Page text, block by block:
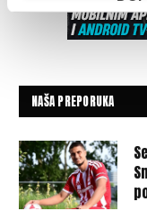
NAŠA PREPORUKA